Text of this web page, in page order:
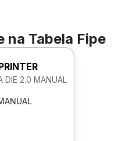
na Tabela Fipe
DIE 2.0 MANUAL